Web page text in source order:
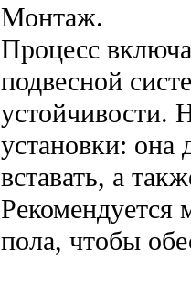
Монтаж.
Процесс
подвесной
устойчивости.
установки: она
вставать, а
Рекомендуется
пола, чтобы